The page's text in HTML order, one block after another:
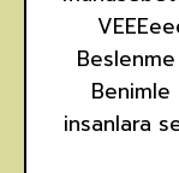
insanlara